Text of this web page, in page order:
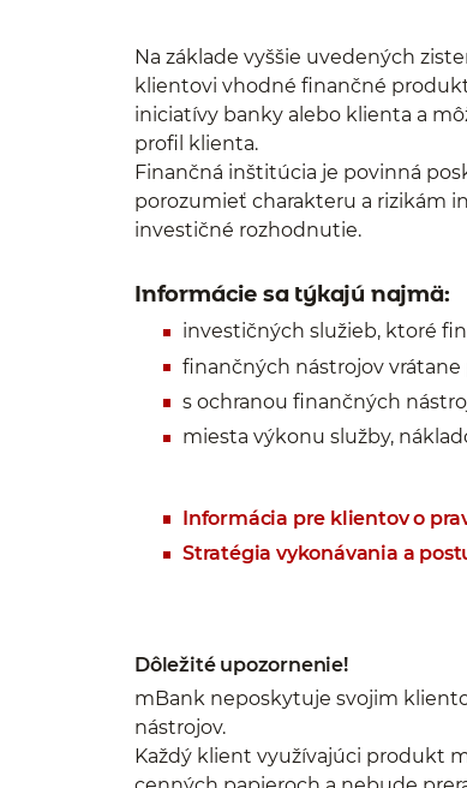
Na základe vyššie uvedených
klientovi vhodné finančné
iniciatívy banky alebo klienta a
profil klienta.
Finančná inštitúcia je povinná
porozumieť charakteru a rizikám
investičné rozhodnutie.
Informácie sa týkajú najmä:
investičných služieb, ktoré
finančných nástrojov
s ochranou finančných
miesta výkonu služby,
Informácia pre klientov o
Stratégia vykonávania a
Dôležité upozornenie!
mBank neposkytuje svojim
nástrojov.
Každý klient využívajúci produkt